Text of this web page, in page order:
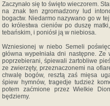
Zaczynało się to święto wieczorem.
na znak ten zgromadzony lud
bogactw. Niedarmo nazywano go w
do królestwa cieniów po duszę
tebańskim, i poniósł ją w niebiosa.
Wzniesionej w niebo Semeli
główna wypełniała dni następne.
poprzebierani, śpiewali żartobliwe
ze zwierzęty, przeznaczonemi na
chwalę bogów, resztą zaś mięsa
śpiew hymnów, tragedje tudzież
potem zaćmione przez Wielkie
będziemy.